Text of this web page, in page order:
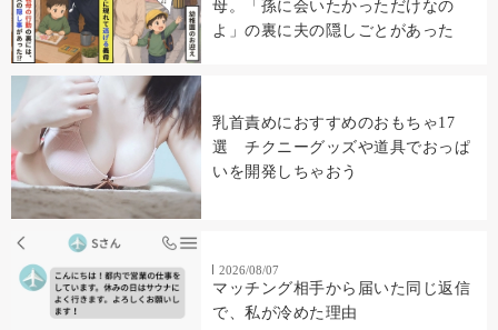
母。「孫に会いたかっただけなの
よ」の裏に夫の隠しごとがあった
乳首責めにおすすめのおもちゃ17
選 チクニーグッズや道具でおっぱ
いを開発しちゃおう
2026/08/07
マッチング相手から届いた同じ返信
で、私が冷めた理由